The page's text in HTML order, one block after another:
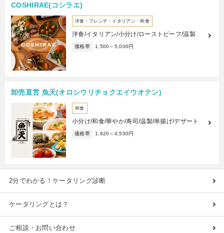
COSHIRAE(コシラエ)
洋食・フレンチ・イタリアン・和食
洋食/イタリアン/小分け/ローストビーフ/温製
価格帯 1,500～5,000円
卸売直営 魚天(オロシウリチョクエイウオテン)
和食
小分け/和食/華やか/寿司/温製/串揚げ/デザート
価格帯 1,620～4,500円
2分でわかる！ケータリング診断
ケータリングとは？
ご相談・お問い合わせ